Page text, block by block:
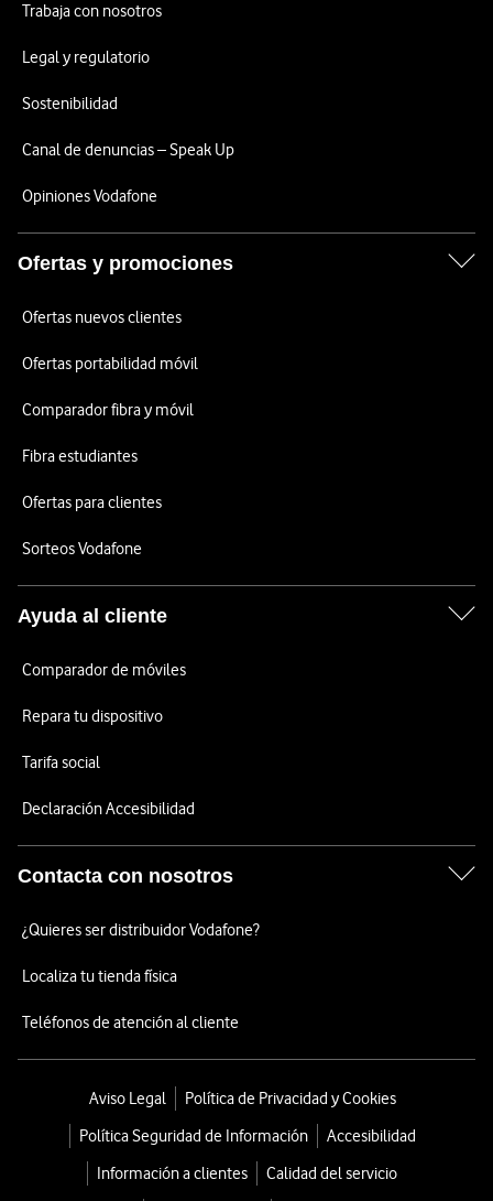
Trabaja con nosotros
Legal y regulatorio
Sostenibilidad
Canal de denuncias – Speak Up
Opiniones Vodafone
Ofertas y promociones
Ofertas nuevos clientes
Ofertas portabilidad móvil
Comparador fibra y móvil
Fibra estudiantes
Ofertas para clientes
Sorteos Vodafone
Ayuda al cliente
Comparador de móviles
Repara tu dispositivo
Tarifa social
Declaración Accesibilidad
Contacta con nosotros
¿Quieres ser distribuidor Vodafone?
Localiza tu tienda física
Teléfonos de atención al cliente
Aviso Legal
Política de Privacidad y Cookies
Política Seguridad de Información
Accesibilidad
Información a clientes
Calidad del servicio